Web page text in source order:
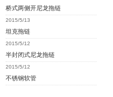
桥式两侧开尼龙拖链
2015/5/13
坦克拖链
2015/5/12
半封闭式尼龙拖链
2015/5/12
不锈钢软管